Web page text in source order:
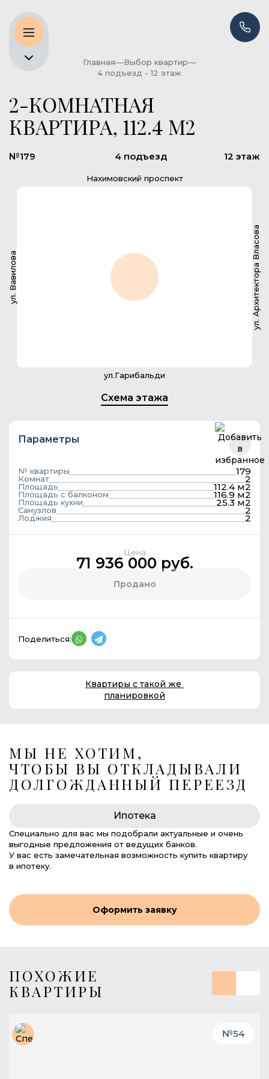
Главная
Выбор квартир
4 подъезд - 12 этаж
2-КОМНАТНАЯ
КВАРТИРА, 112.4 М2
№179 4 подъезд 12 этаж
Квартиры с такой же
планировкой
ул. Вавилова
Нахимовский проспект
ул.Гарибальди
ул. Архитектора Власова
Схема этажа
Параметры
№ квартиры 179
Комнат 2
Площадь 112.4 м2
Площадь с балконом 116.9 м2
Площадь кухни 25.3 м2
Санузлов 2
Лоджия 2
Цена
71 936 000 руб.
Продано
Поделиться:
МЫ НЕ ХОТИМ,
ЧТОБЫ ВЫ ОТКЛАДЫВАЛИ
ДОЛГОЖДАННЫЙ ПЕРЕЕЗД
Ипотека
Специально для вас мы подобрали актуальные и очень
выгодные предложения от ведущих банков.
У вас есть замечательная возможность купить квартиру
в ипотеку.
Оформить заявку
ПОХОЖИЕ
КВАРТИРЫ
№54